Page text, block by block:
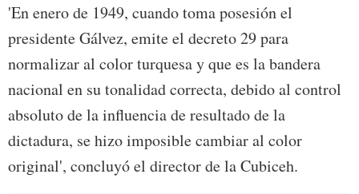
'En enero de 1949, cuando toma posesión el
presidente Gálvez, emite el decreto 29 para
normalizar al color turquesa y que es la bandera
nacional en su tonalidad correcta, debido al control
absoluto de la influencia de resultado de la
dictadura, se hizo imposible cambiar al color
original', concluyó el director de la Cubiceh.